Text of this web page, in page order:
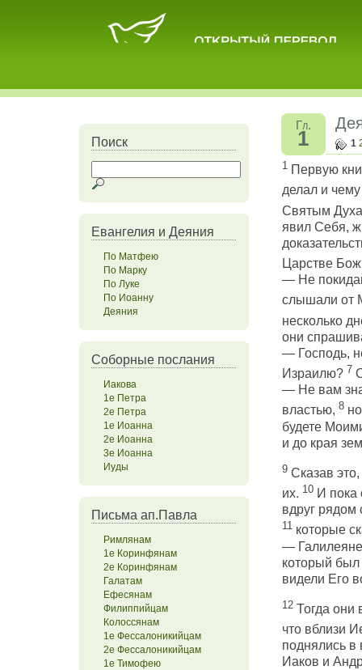
Поиск
Евангелия и Деяния
По Матфею
По Марку
По Луке
По Иоанну
Деяния
Соборные послания
Иакова
1е Петра
2е Петра
1е Иоанна
2е Иоанна
3е Иоанна
Иуды
Письма ап.Павла
Римлянам
1е Коринфянам
2е Коринфянам
Галатам
Ефесянам
Филиппийцам
Колоссянам
1е Фессалоникийцам
2е Фессалоникийцам
1е Тимофею
Гл.
1 1
1Первую
делал и
Святым
явил Себя,
Царстве
— Не
слышали от
несколько
они
— Господь,
Израилю? 7
— Не вам
властью, 8но
будете
и до края
9Сказав это,
их. 10И пока
вдруг рядом
11которые
—
который был
видели Его
12Тогда они
что вблизи
поднялись в
Иаков и